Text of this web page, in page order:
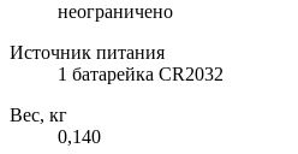
неограничено
Источник питания
1 батарейка CR2032
Вес, кг
0,140